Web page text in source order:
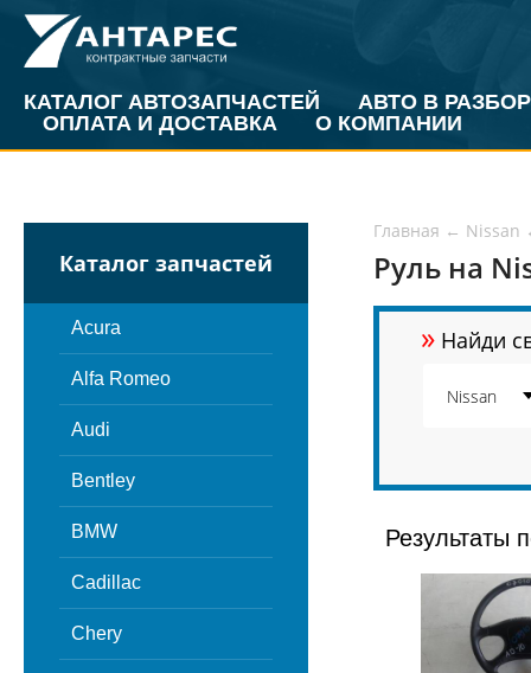
КАТАЛОГ АВТОЗАПЧАСТЕЙ
АВТО В РАЗБОР
ОПЛАТА И ДОСТАВКА
О КОМПАНИИ
Каталог запчастей
Acura
Alfa Romeo
Audi
Bentley
BMW
Cadillac
Chery
Главная ← Nissan
Руль на
» Найди
Результаты